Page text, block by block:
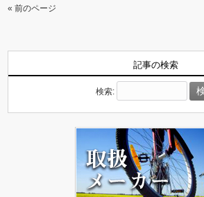
« 前のページ
記事の検索
検索: